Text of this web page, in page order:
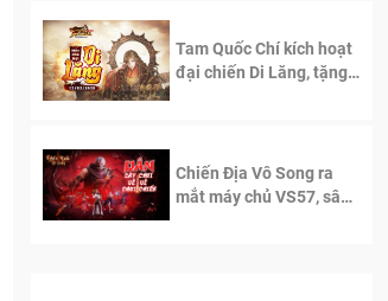
Tam Quốc Chí kích hoạt
đại chiến Di Lăng, tặng
Chiến Địa Vô Song ra
mắt máy chủ VS57, sân